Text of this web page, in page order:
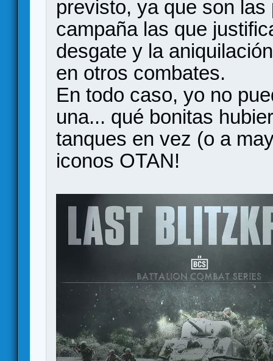
previsto, ya que son
campaña las que
desgate y la
en otros combates.
En todo caso, yo no
una... qué bonitas
tanques en vez (o a
iconos OTAN!